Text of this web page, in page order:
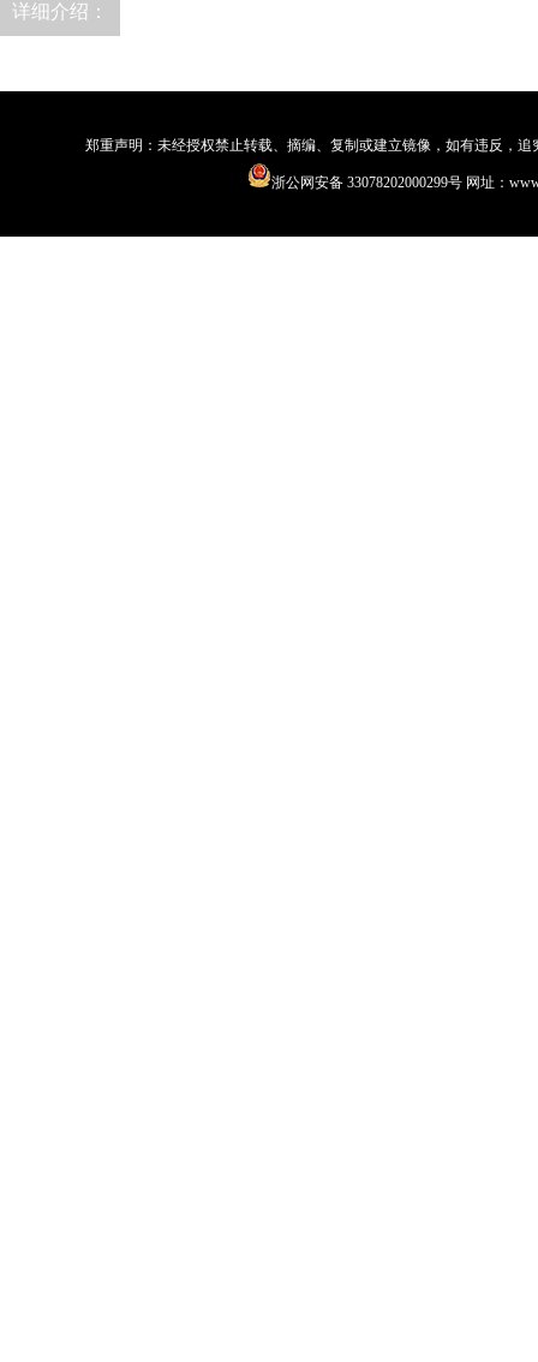
详细介绍：
郑重声明：未经授权禁止转载、摘编、复制或建立镜像，如有违反，
浙公网安备 33078202000299号 网址：